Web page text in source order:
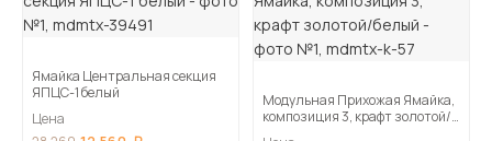
Ямайка Центральная секция
ЯПЦС-1 белый
Цена
Модульная Прихожая Ямайка,
композиция 3, крафт золотой/